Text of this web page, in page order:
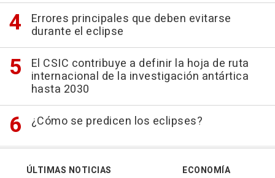
Errores principales que deben evitarse
durante el eclipse
El CSIC contribuye a definir la hoja de ruta
internacional de la investigación antártica
hasta 2030
¿Cómo se predicen los eclipses?
ÚLTIMAS NOTICIAS
ECONOMÍA